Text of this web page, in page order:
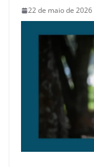
22 de maio de 2026